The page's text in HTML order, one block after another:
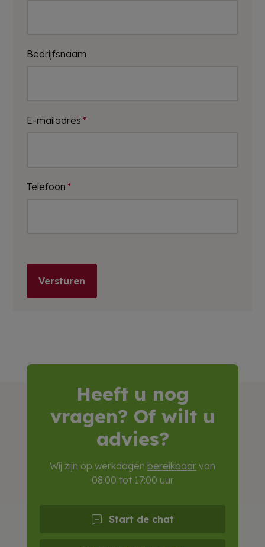
Bedrijfsnaam
E-mailadres *
Telefoon *
Versturen
Heeft u nog
vragen? Of wilt u
advies?
Wij zijn op werkdagen bereikbaar van
08:00 tot 17:00 uur
Start de chat